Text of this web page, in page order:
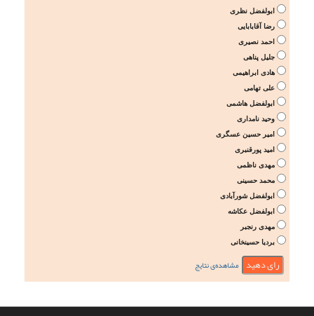
ابولفضل نظری
رضا آقابابایی
احمد نصیری
جلیل پناهی
هادی ابراهیمی
علی تهامی
ابولفضل هاشمی
وحید نامداری
امیر حسین عسگری
امید پورقنبری
مهدی ناظمی
محمد حسینی
ابولفضل شورآبادی
ابولفضل عکاشه
مهدی رنجبر
بردیا حسینخانی
مشاهده‌ی نتایج